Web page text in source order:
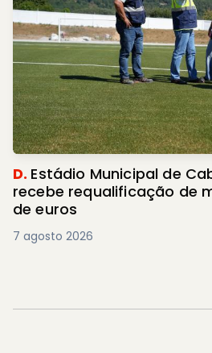
D. Estádio Municipal de
recebe requalificação de
de euros
7 agosto 2026